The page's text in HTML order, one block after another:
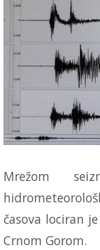
Mrežom
časova lociran
Crnom Gorom.